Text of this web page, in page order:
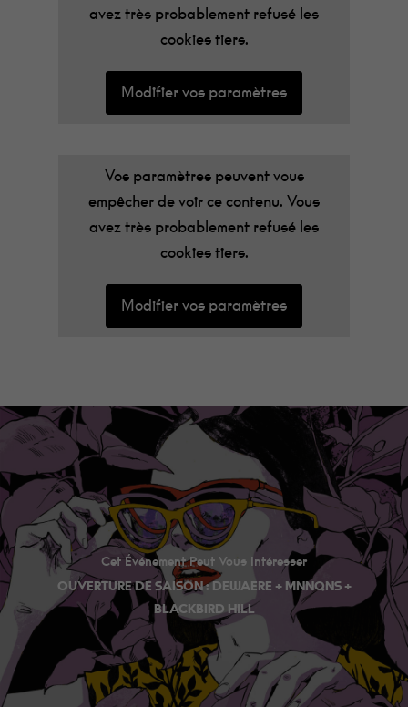
avez très probablement refusé les
cookies tiers.
Modifier vos paramètres
Vos paramètres peuvent vous
empêcher de voir ce contenu. Vous
avez très probablement refusé les
cookies tiers.
Modifier vos paramètres
Cet Événement Peut Vous Intéresser
OUVERTURE DE SAISON : DEWAERE + MNNQNS +
BLACKBIRD HILL